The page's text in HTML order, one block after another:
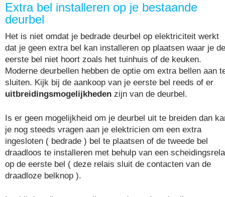
Extra bel installeren op je bestaande
deurbel
Het is niet omdat je bedrade deurbel op elektriciteit werkt
dat je geen extra bel kan installeren op plaatsen waar je de
eerste bel niet hoort zoals het tuinhuis of de keuken.
Moderne deurbellen hebben de optie om extra bellen aan
sluiten. Kijk bij de aankoop van je eerste bel reeds of er
uitbreidingsmogelijkheden zijn van de deurbel.
Is er geen mogelijkheid om je deurbel uit te breiden dan
je nog steeds vragen aan je elektricien om een extra
ingesloten ( bedrade ) bel te plaatsen of de tweede bel
draadloos te installeren met behulp van een
op de eerste bel ( deze relais sluit de contacten van de
draadloze belknop ).